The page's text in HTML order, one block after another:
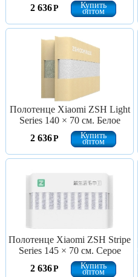
2 636Р Купить
оптом
Полотенце Xiaomi ZSH Light
Series 140 × 70 см. Белое
2 636Р Купить
оптом
Полотенце Xiaomi ZSH Stripe
Series 145 × 70 см. Серое
2 636Р Купить
оптом